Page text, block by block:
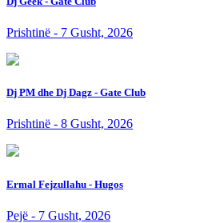
Prishtinë - 7 Gusht, 2026
Dj PM dhe Dj Dagz - Gate Club
Prishtinë - 8 Gusht, 2026
Ermal Fejzullahu - Hugos
Pejë - 7 Gusht, 2026